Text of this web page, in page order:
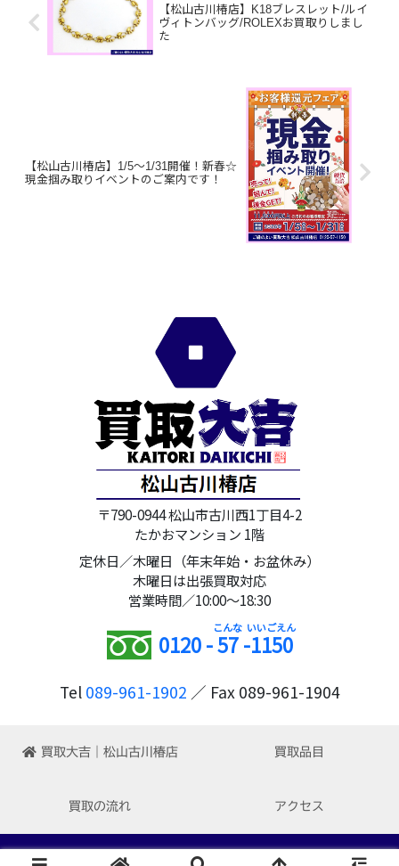
【松山古川椿店】K18ブレスレット/ルイ
ヴィトンバッグ/ROLEXお買取りしまし
た
【松山古川椿店】1/5～1/31開催！新春☆
現金掴み取りイベントのご案内です！
〒790-0944 松山市古川西1丁目4-2
たかおマンション 1階
定休日／木曜日（年末年始・お盆休み）
木曜日は出張買取対応
営業時間／10:00～18:30
0120 -57-1150
Tel 089-961-1902 ／ Fax 089-961-1904
買取大吉｜松山古川椿店 買取品目
買取の流れ アクセス
Copyright © 2022-2026 買取大吉 松山古川椿店 All Rights Reserved.